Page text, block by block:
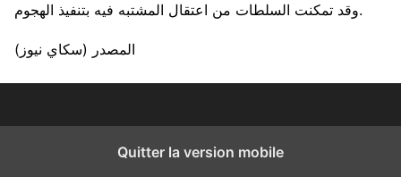
وقد تمكنت السلطات من اعتقال المشتبه فيه بتنفيذ الهجوم.
المصدر (سكاي نيوز)
Quitter la version mobile